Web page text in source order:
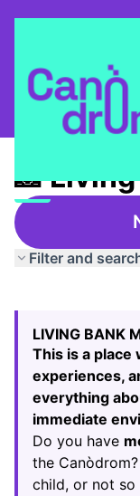
Taula de
📸
Filter and
−
LIVING BANK
This is a place
experiences,
everything
immediate
Do you have
the
child, or not so